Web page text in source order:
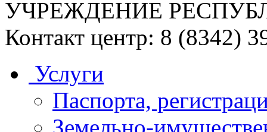
УЧРЕЖДЕНИЕ
Контакт центр: 8 (8342)
Услуги
Паспорта,